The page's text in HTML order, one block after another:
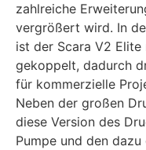
zahlreiche
vergrößert wird. In
ist der Scara V2
gekoppelt, dadurch
für kommerzielle
Neben der großen
diese Version des
Pumpe und den